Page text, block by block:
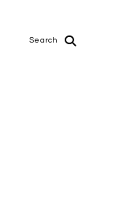
Search